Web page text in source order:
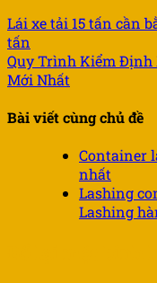
Lái xe tải 15 tấn cần
tấn
Quy Trình Kiểm Định
Mới Nhất
Bài viết cùng chủ đề
Container
nhất
Lashing
Lashing